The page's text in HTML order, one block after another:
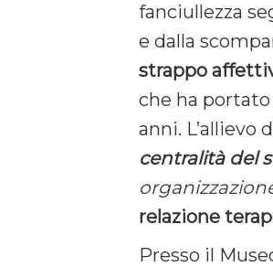
fanciullezza
e dalla
strappo
che ha
anni. L’allievo
centralità del
relazione
Presso il